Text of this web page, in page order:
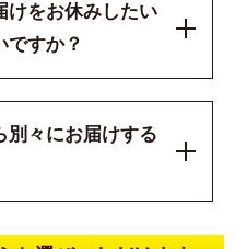
けをお休みしたい
ですか？
別々にお届けする